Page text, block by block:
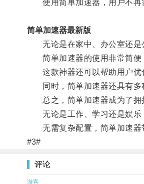
使用简单加速器，用户不再
简单加速器最新版
无论是在家中、办公室还是
简单加速器的使用非常简便
这款神器还可以帮助用户优
同时，简单加速器还具有多
总之，简单加速器成为了拥
无论是工作、学习还是娱乐
无需复杂配置，简单加速器
#3#
评论
游客